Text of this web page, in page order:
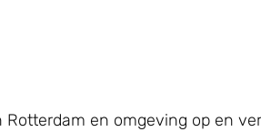
en omgeving op en